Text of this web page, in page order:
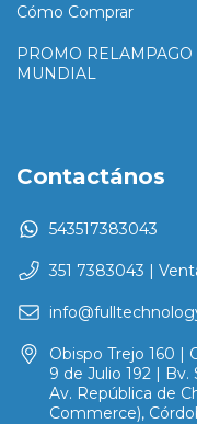
Cómo Comprar
PROMO RELAMPAGO
MUNDIAL
Contactános
543517383043
351 7383043 |
Obispo Trejo 160 |
9 de Julio 192 |
Av. República de
Commerce),